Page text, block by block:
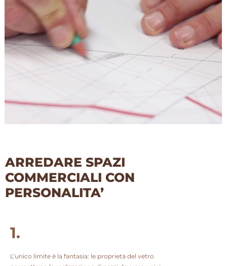
ARREDARE SPAZI
COMMERCIALI CON
PERSONALITA’
1.
L’unico limite è la fantasia: le proprietà del vetro